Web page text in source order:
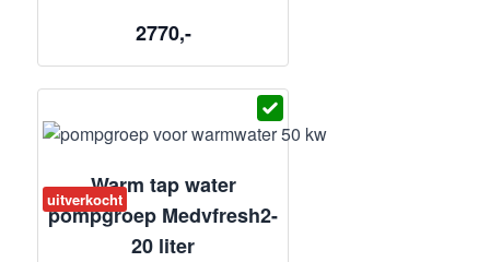
2770,-
uitverkocht
Warm tap water
pompgroep Medvfresh2-
20 liter